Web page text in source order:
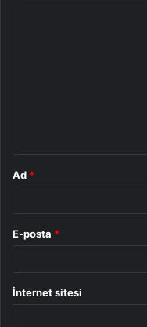
Ad *
E-posta *
İnternet sitesi